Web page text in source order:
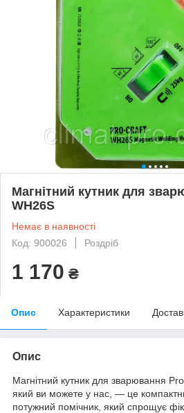
Магнітний кутник для
WH26S
Немає в наявності
Код: 900026
Роздріб
1 170 ₴
Опис Характеристики
Опис
Магнітний кутник для зварювання
який ви можете у нас, — це
потужний помічник, який спрощує